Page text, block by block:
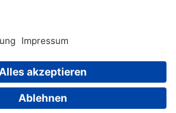
gestattet. Verstöße gegen das Copyright
TPS-Technitube Röhrenwerke GmbH